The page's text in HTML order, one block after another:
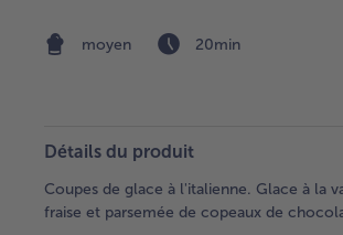
marinées
moyen 20min
Détails du produit
Coupes de glace à l'italienne. Glace à la
fraise et parsemée de copeaux de